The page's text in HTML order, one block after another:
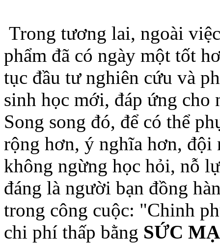
Trong tương lai, ngoài
phẩm đã có ngày một tốt
tục đầu tư nghiên cứu và
sinh học mới, đáp ứng cho
Song song đó, để có thể
rộng hơn, ý nghĩa hơn, đội
không ngừng học hỏi, nỗ
đáng là người bạn đồng
trong công cuộc: "Chinh
chi phí thấp bằng SỨC